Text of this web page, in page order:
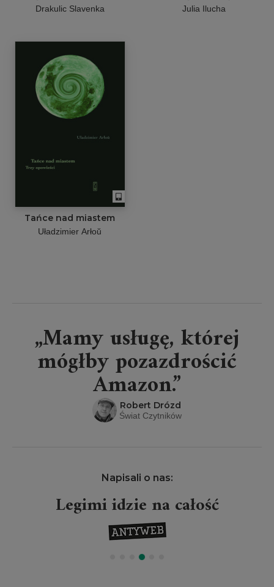
Drakulic Slavenka Julia Ilucha
Tańce nad miastem
Uładzimier Arłoŭ
„Mamy usługę, której
mógłby pozazdrościć
Amazon.”
Robert Drózd
Świat Czytników
Napisali o nas:
Legimi idzie na całość